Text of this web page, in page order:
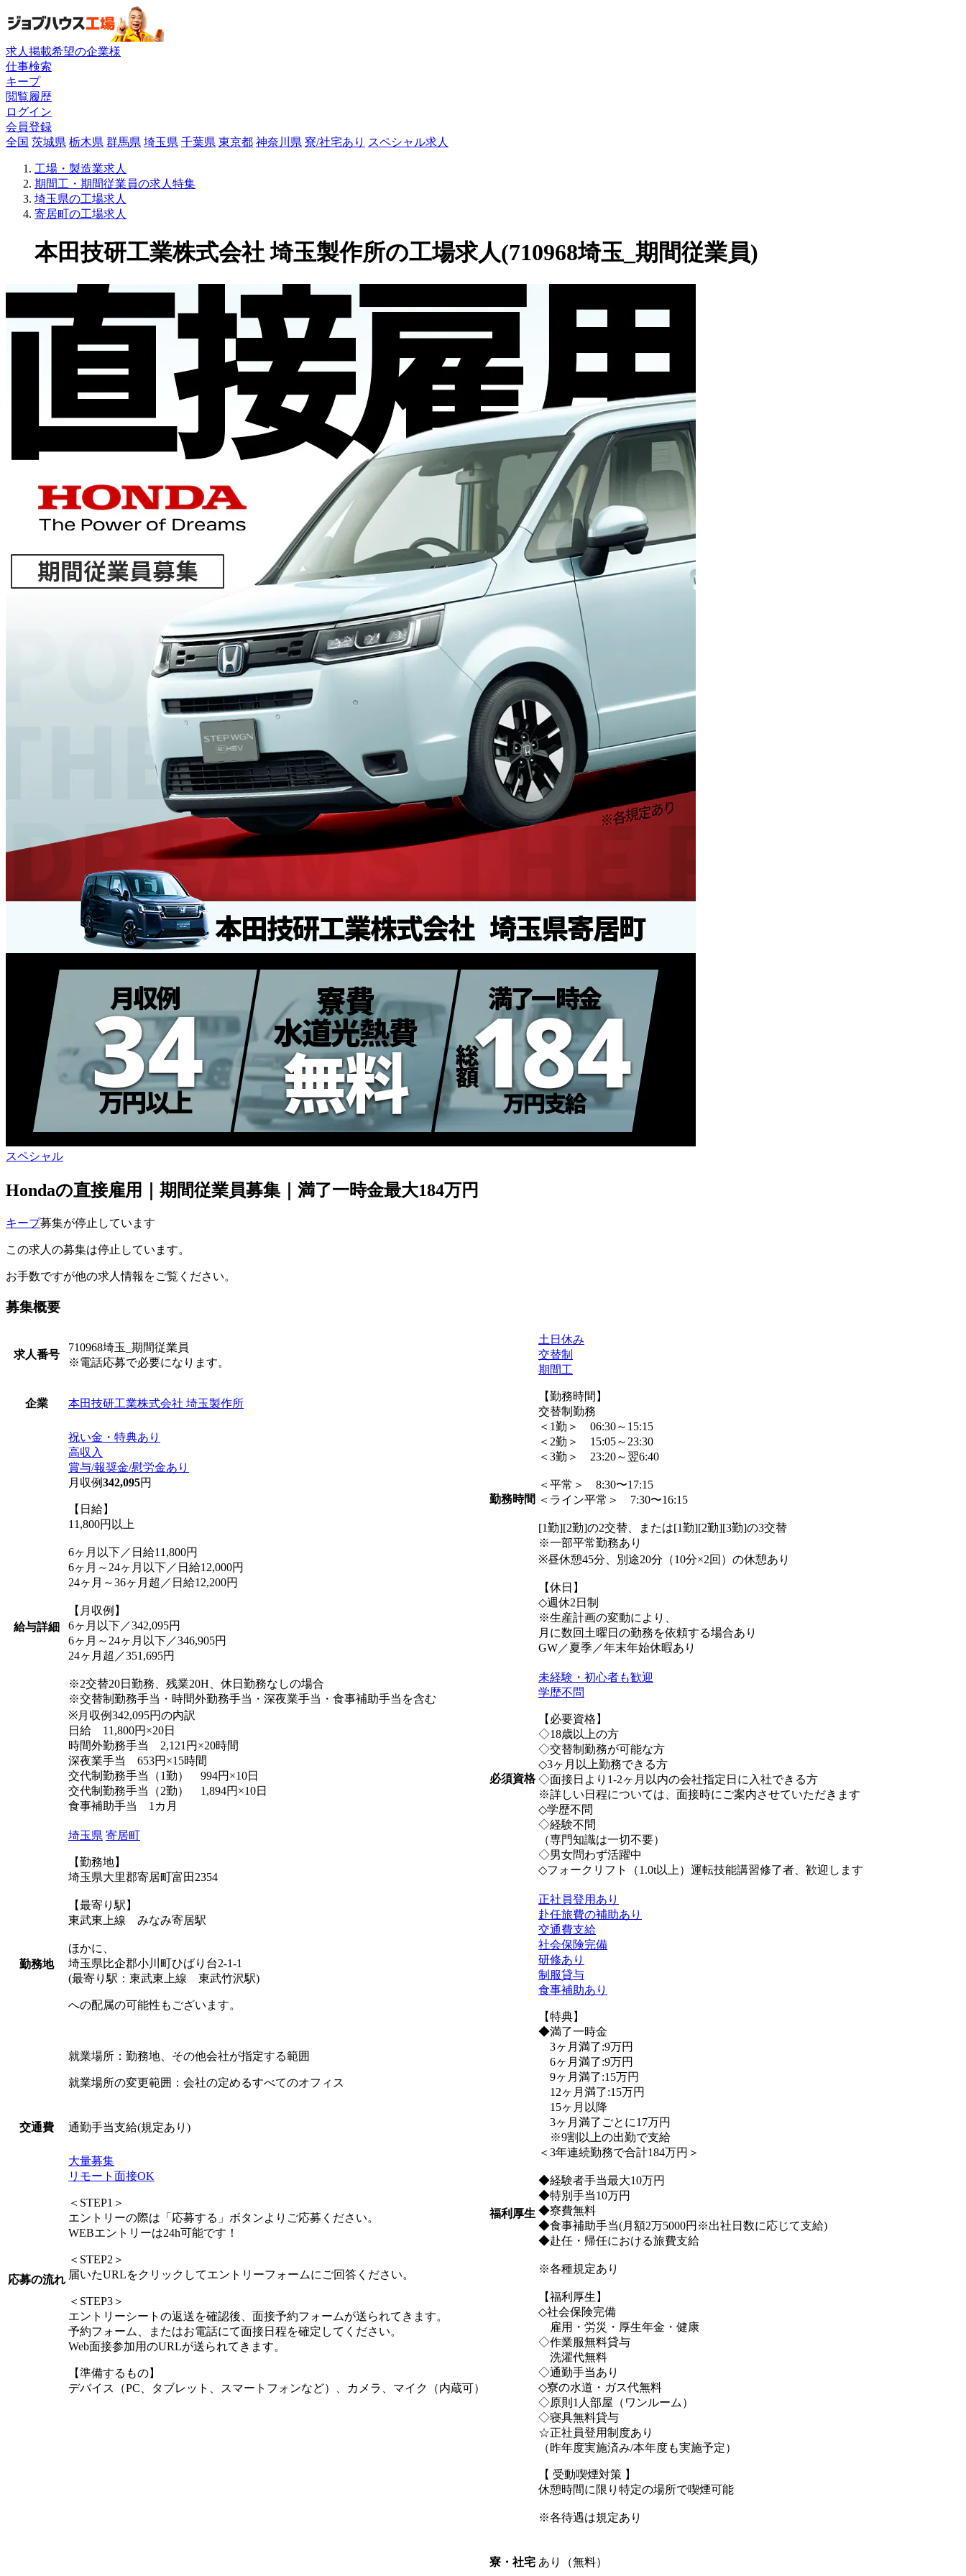
求人掲載希望の企業様
仕事検索
キープ
閲覧履歴
ログイン
会員登録
全国 茨城県 栃木県 群馬県 埼玉県 千葉県 東京都 神奈川県 寮/社宅あり スペシャル求人
工場・製造業求人
期間工・期間従業員の求人特集
埼玉県の工場求人
寄居町の工場求人
本田技研工業株式会社 埼玉製作所の工場求人(710968埼玉_期間従業員)
スペシャル
Hondaの直接雇用｜期間従業員募集｜満了一時金最大184万円
キープ募集が停止しています
この求人の募集は停止しています。
お手数ですが他の求人情報をご覧ください。
募集概要
求人番号
710968埼玉_期間従業員
※電話応募で必要になります。
企業 本田技研工業株式会社 埼玉製作所
給与詳細
祝い金・特典あり
高収入
賞与/報奨金/慰労金あり
月収例342,095円
【日給】
11,800円以上
6ヶ月以下／日給11,800円
6ヶ月～24ヶ月以下／日給12,000円
24ヶ月～36ヶ月超／日給12,200円
【月収例】
6ヶ月以下／342,095円
6ヶ月～24ヶ月以下／346,905円
24ヶ月超／351,695円
※2交替20日勤務、残業20H、休日勤務なしの場合
※交替制勤務手当・時間外勤務手当・深夜業手当・食事補助手当を含む
※月収例342,095円の内訳
日給 11,800円×20日
時間外勤務手当 2,121円×20時間
深夜業手当 653円×15時間
交代制勤務手当（1勤） 994円×10日
交代制勤務手当（2勤） 1,894円×10日
食事補助手当 1カ月
勤務地
埼玉県 寄居町
【勤務地】
埼玉県大里郡寄居町富田2354
【最寄り駅】
東武東上線 みなみ寄居駅
ほかに、
埼玉県比企郡小川町ひばり台2-1-1
(最寄り駅：東武東上線 東武竹沢駅)
への配属の可能性もございます。
就業場所：勤務地、その他会社が指定する範囲
就業場所の変更範囲：会社の定めるすべてのオフィス
交通費 通勤手当支給(規定あり)
応募の流れ
大量募集
リモート面接OK
＜STEP1＞
エントリーの際は「応募する」ボタンよりご応募ください。
WEBエントリーは24h可能です！
＜STEP2＞
届いたURLをクリックしてエントリーフォームにご回答ください。
＜STEP3＞
エントリーシートの返送を確認後、面接予約フォームが送られてきます。
予約フォーム、またはお電話にて面接日程を確定してください。
Web面接参加用のURLが送られてきます。
【準備するもの】
デバイス（PC、タブレット、スマートフォンなど）、カメラ、マイク（内蔵可）
勤務時間
土日休み
交替制
期間工
【勤務時間】
交替制勤務
＜1勤＞ 06:30～15:15
＜2勤＞ 15:05～23:30
＜3勤＞ 23:20～翌6:40
＜平常＞ 8:30〜17:15
＜ライン平常＞ 7:30〜16:15
[1勤][2勤]の2交替、または[1勤][2勤][3勤]の3交替
※一部平常勤務あり
※昼休憩45分、別途20分（10分×2回）の休憩あり
【休日】
◇週休2日制
※生産計画の変動により、
月に数回土曜日の勤務を依頼する場合あり
GW／夏季／年末年始休暇あり
必須資格
未経験・初心者も歓迎
学歴不問
【必要資格】
◇18歳以上の方
◇交替制勤務が可能な方
◇3ヶ月以上勤務できる方
◇面接日より1-2ヶ月以内の会社指定日に入社できる方
※詳しい日程については、面接時にご案内させていただきます
◇学歴不問
◇経験不問
（専門知識は一切不要）
◇男女問わず活躍中
◇フォークリフト（1.0t以上）運転技能講習修了者、歓迎します
福利厚生
正社員登用あり
赴任旅費の補助あり
交通費支給
社会保険完備
研修あり
制服貸与
食事補助あり
【特典】
◆満了一時金
3ヶ月満了:9万円
6ヶ月満了:9万円
9ヶ月満了:15万円
12ヶ月満了:15万円
15ヶ月以降
3ヶ月満了ごとに17万円
※9割以上の出勤で支給
＜3年連続勤務で合計184万円＞
◆経験者手当最大10万円
◆特別手当10万円
◆寮費無料
◆食事補助手当(月額2万5000円※出社日数に応じて支給)
◆赴任・帰任における旅費支給
※各種規定あり
【福利厚生】
◇社会保険完備
雇用・労災・厚生年金・健康
◇作業服無料貸与
洗濯代無料
◇通勤手当あり
◇寮の水道・ガス代無料
◇原則1人部屋（ワンルーム）
◇寝具無料貸与
☆正社員登用制度あり
（昨年度実施済み/本年度も実施予定）
【 受動喫煙対策 】
休憩時間に限り特定の場所で喫煙可能
※各待遇は規定あり
寮・社宅 あり（無料）